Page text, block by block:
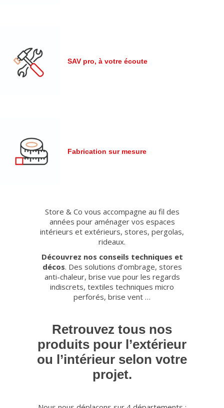
SAV pro, à votre écoute
Fabrication sur mesure
Store & Co vous accompagne au fil des
années pour aménager vos espaces
intérieurs et extérieurs, stores, pergolas,
rideaux.
Découvrez nos conseils techniques et
décos. Des solutions d’ombrage, stores
anti-chaleur, brise vue pour les regards
indiscrets, textiles techniques micro
perforés, brise vent …
Retrouvez tous nos
produits pour l’extérieur
ou l’intérieur selon votre
projet.